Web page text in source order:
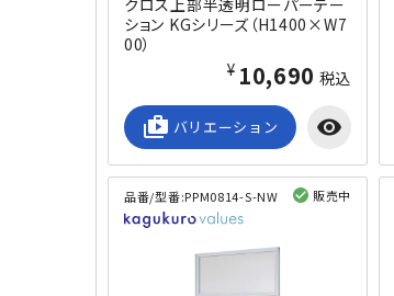
クロス上部半透明ローパーテー
ション KGシリーズ（H1400×W7
00）
¥10,690 税込
shop_2 バリエーション visibility
品番/型番:PPM0814-S-NW
販売中